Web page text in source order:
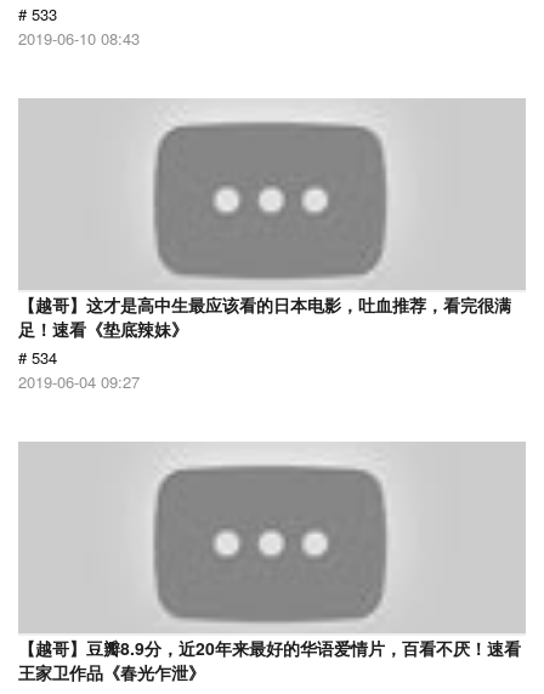
# 533
2019-06-10 08:43
【越哥】这才是高中生最应该看的日本电影，吐血推荐，看完很满
足！速看《垫底辣妹》
# 534
2019-06-04 09:27
【越哥】豆瓣8.9分，近20年来最好的华语爱情片，百看不厌！速看
王家卫作品《春光乍泄》